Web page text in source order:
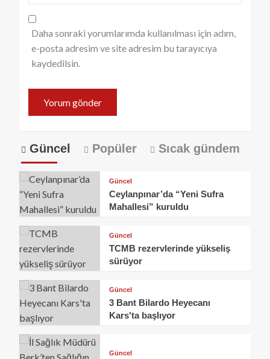
Daha sonraki yorumlarımda kullanılması için adım,
e-posta adresim ve site adresim bu tarayıcıya
kaydedilsin.
Güncel Popüler Sıcak gündem
Güncel
Ceylanpınar’da “Yeni Sufra
Mahallesi” kuruldu
Güncel
TCMB rezervlerinde yükseliş
sürüyor
Güncel
3 Bant Bilardo Heyecanı
Kars'ta başlıyor
Güncel